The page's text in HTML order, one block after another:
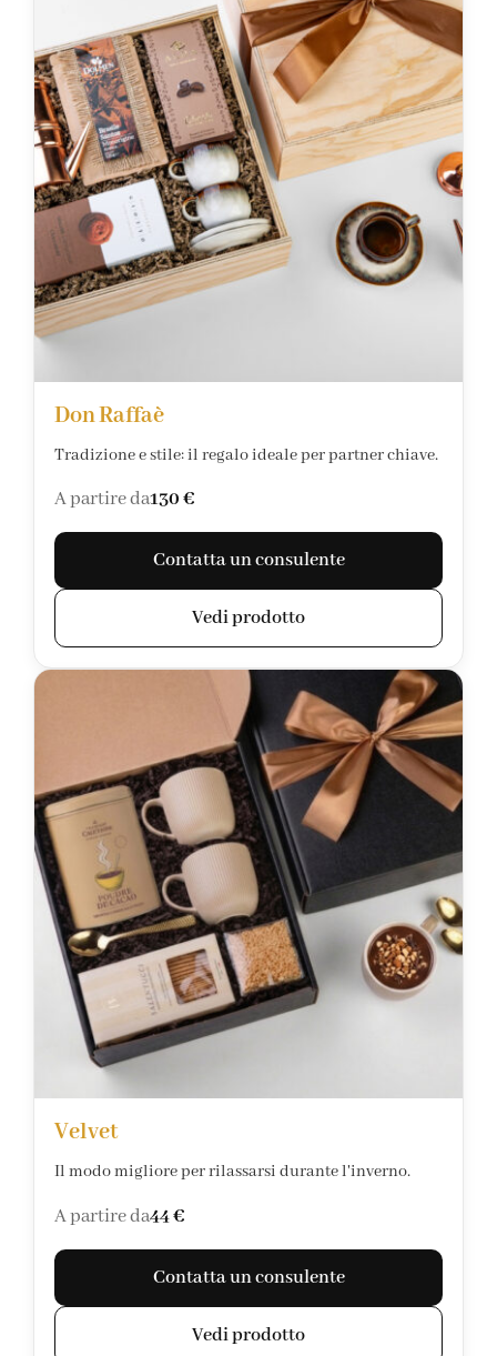
Don Raffaè
Tradizione e stile: il regalo ideale per partner chiave.
A partire da130 €
Contatta un consulente
Vedi prodotto
Velvet
Il modo migliore per rilassarsi durante l'inverno.
A partire da44 €
Contatta un consulente
Vedi prodotto